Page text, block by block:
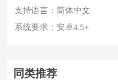
支持语言：简体中文
系统要求：安卓4.5+
同类推荐